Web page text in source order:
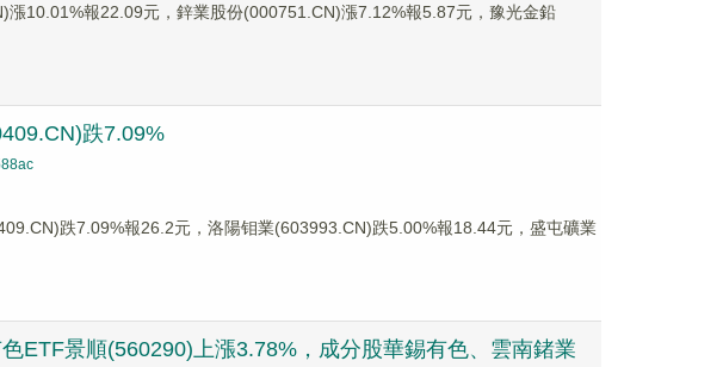
10.01%報22.09元，鋅業股份(000751.CN)漲7.12%報5.87元，豫光金鉛
跌7.09%
跌7.09%報26.2元，洛陽钼業(603993.CN)跌5.00%報18.44元，盛屯礦業
ETF景順(560290)上漲3.78%，成分股華錫有色、雲南鍺業